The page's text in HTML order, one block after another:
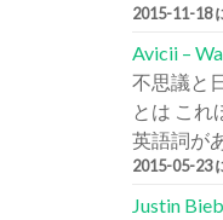
2015-11-18
Avicii –
不思議と
とは こ
英語詞が
2015-05-23
Justin